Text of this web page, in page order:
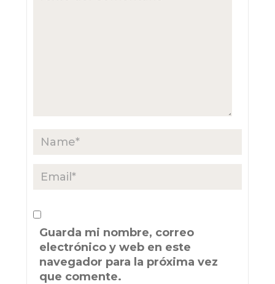
Guarda mi nombre, correo
electrónico y web en este
navegador para la próxima vez
que comente.